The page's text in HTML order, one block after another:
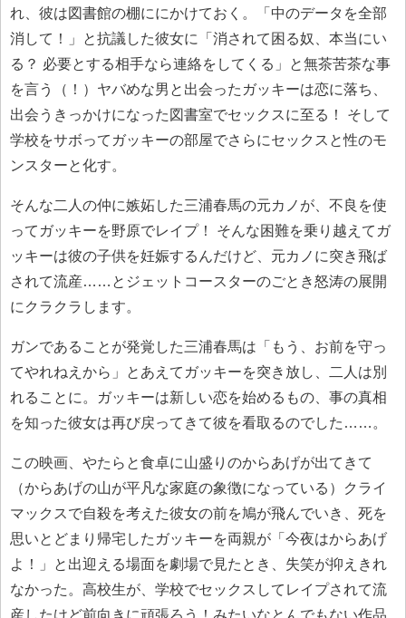
れ、彼は図書館の棚ににかけておく。「中のデータを全部
消して！」と抗議した彼女に「消されて困る奴、本当にい
る？ 必要とする相手なら連絡をしてくる」と無茶苦茶な事
を言う（！）ヤバめな男と出会ったガッキーは恋に落ち、
出会うきっかけになった図書室でセックスに至る！ そして
学校をサボってガッキーの部屋でさらにセックスと性のモ
ンスターと化す。
そんな二人の仲に嫉妬した三浦春馬の元カノが、不良を使
ってガッキーを野原でレイプ！ そんな困難を乗り越えてガ
ッキーは彼の子供を妊娠するんだけど、元カノに突き飛ば
されて流産……とジェットコースターのごとき怒涛の展開
にクラクラします。
ガンであることが発覚した三浦春馬は「もう、お前を守っ
てやれねえから」とあえてガッキーを突き放し、二人は別
れることに。ガッキーは新しい恋を始めるもの、事の真相
を知った彼女は再び戻ってきて彼を看取るのでした……。
この映画、やたらと食卓に山盛りのからあげが出てきて
（からあげの山が平凡な家庭の象徴になっている）クライ
マックスで自殺を考えた彼女の前を鳩が飛んでいき、死を
思いとどまり帰宅したガッキーを両親が「今夜はからあげ
よ！」と出迎える場面を劇場で見たとき、失笑が抑えきれ
なかった。高校生が、学校でセックスしてレイプされて流
産したけど前向きに頑張ろう！みたいなとんでもない作品